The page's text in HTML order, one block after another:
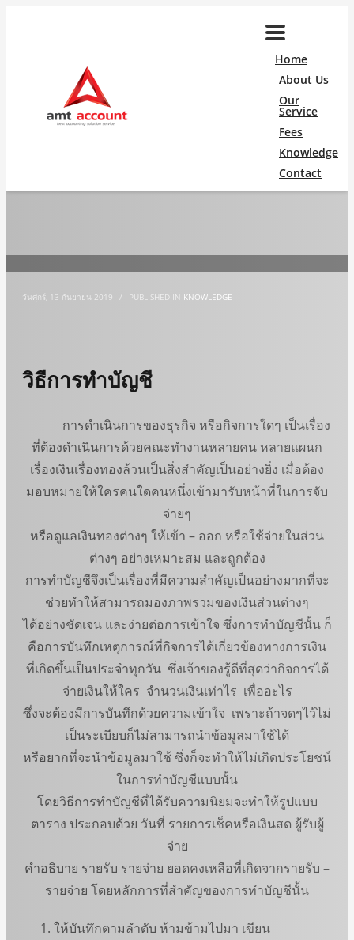
Home
About Us
Our
Service
Fees
Knowledge
Contact
วันศุกร์, 13 กันยายน 2019 / PUBLISHED IN KNOWLEDGE
วิธีการทำบัญชี
การดำเนินการของธุรกิจ หรือกิจการใดๆ เป็นเรื่อง
ที่ต้องดำเนินการด้วยคณะทำงานหลายคน หลายแผนก
เรื่องเงินเรื่องทองล้วนเป็นสิ่งสำคัญเป็นอย่างยิ่ง เมื่อต้อง
มอบหมายให้ใครคนใดคนหนึ่งเข้ามารับหน้าที่ในการจับ
จ่ายๆ
หรือดูแลเงินทองต่างๆ ให้เข้า – ออก หรือใช้จ่ายในส่วน
ต่างๆ อย่างเหมาะสม และถูกต้อง
การทำบัญชีจึงเป็นเรื่องที่มีความสำคัญเป็นอย่างมากที่จะ
ช่วยทำให้สามารถมองภาพรวมของเงินส่วนต่างๆ
ได้อย่างชัดเจน และง่ายต่อการเข้าใจ ซึ่งการทำบัญชีนั้น ก็
คือการบันทึกเหตุการณ์ที่กิจการได้เกี่ยวข้องทางการเงิน
ที่เกิดขึ้นเป็นประจำทุกวัน ซึ่งเจ้าของรู้ดีที่สุดว่ากิจการได้
จ่ายเงินให้ใคร จำนวนเงินเท่าไร เพื่ออะไร
ซึ่งจะต้องมีการบันทึกด้วยความเข้าใจ เพราะถ้าจดๆไว้ไม่
เป็นระเบียบก็ไม่สามารถนำข้อมูลมาใช้ได้
หรือยากที่จะนำข้อมูลมาใช้ ซึ่งก็จะทำให้ไม่เกิดประโยชน์
ในการทำบัญชีแบบนั้น
โดยวิธีการทำบัญชีที่ได้รับความนิยมจะทำให้รูปแบบ
ตาราง ประกอบด้วย วันที่ รายการเช็คหรือเงินสด ผู้รับผู้
จ่าย
คำอธิบาย รายรับ รายจ่าย ยอดคงเหลือที่เกิดจากรายรับ –
รายจ่าย โดยหลักการที่สำคัญของการทำบัญชีนั้น
ให้บันทึกตามลำดับ ห้ามข้ามไปมา เขียน